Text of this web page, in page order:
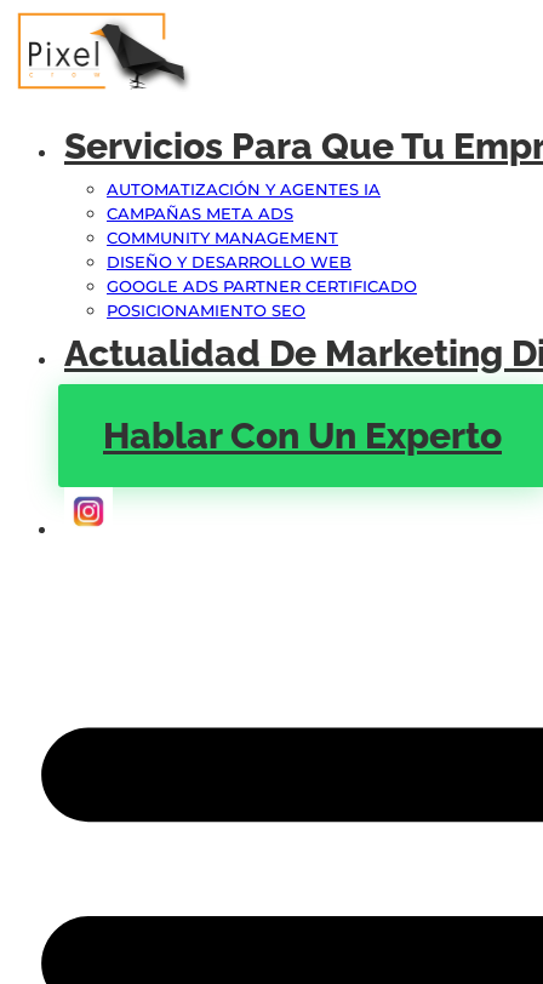
Servicios Para Que Tu
AUTOMATIZACIÓN Y AGENTES IA
CAMPAÑAS META ADS
COMMUNITY MANAGEMENT
DISEÑO Y DESARROLLO WEB
GOOGLE ADS PARTNER CERTIFICADO
POSICIONAMIENTO SEO
Actualidad De Marketing
Hablar Con Un Experto